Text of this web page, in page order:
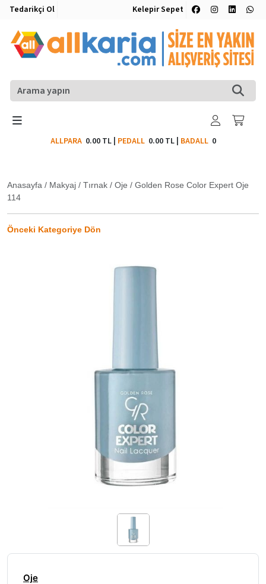
Tedarikçi Ol Kelepir Sepet
ALLPARA 0.00 TL| PEDALL 0.00 TL| BADALL0
Anasayfa / Makyaj / Tırnak / Oje / Golden Rose Color Expert Oje
114
Önceki Kategoriye Dön
Oje